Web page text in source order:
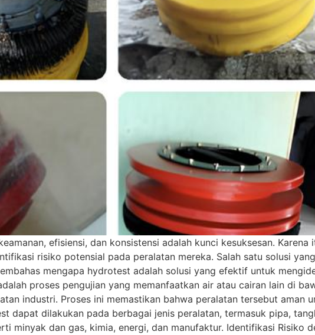
efisiensi, dan konsistensi adalah kunci kesuksesan.
risiko potensial pada peralatan mereka. Salah satu solusi
mengapa hydrotest adalah solusi yang efektif untuk
proses pengujian yang memanfaatkan air atau cairan lain di
industri. Proses ini memastikan bahwa peralatan tersebut aman
dapat dilakukan pada berbagai jenis peralatan, termasuk pipa,
minyak dan gas, kimia, energi, dan manufaktur. Identifikasi Risiko